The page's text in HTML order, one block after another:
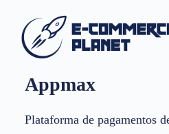
Appmax
Plataforma de pagamentos